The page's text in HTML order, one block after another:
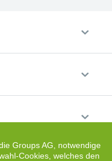
Groups AG, notwendige
Cookies, welches den